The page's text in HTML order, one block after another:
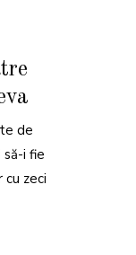
de
i fie
zeci